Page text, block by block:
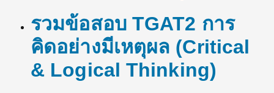
รวมข้อสอบ TGAT2 การ
คิดอย่างมีเหตุผล (Critical
& Logical Thinking)